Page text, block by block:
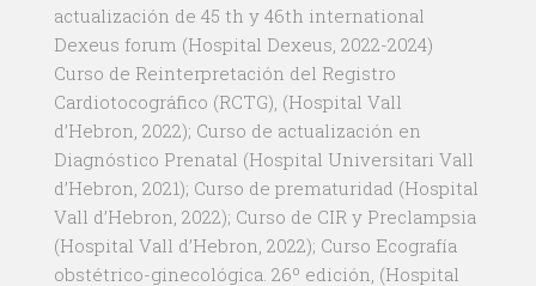
actualización de 45 th y 46th international
Dexeus forum (Hospital Dexeus, 2022-2024)
Curso de Reinterpretación del Registro
Cardiotocográfico (RCTG), (Hospital Vall
d’Hebron, 2022); Curso de actualización en
Diagnóstico Prenatal (Hospital Universitari Vall
d’Hebron, 2021); Curso de prematuridad (Hospital
Vall d’Hebron, 2022); Curso de CIR y Preclampsia
(Hospital Vall d’Hebron, 2022); Curso Ecografía
obstétrico-ginecológica. 26º edición, (Hospital